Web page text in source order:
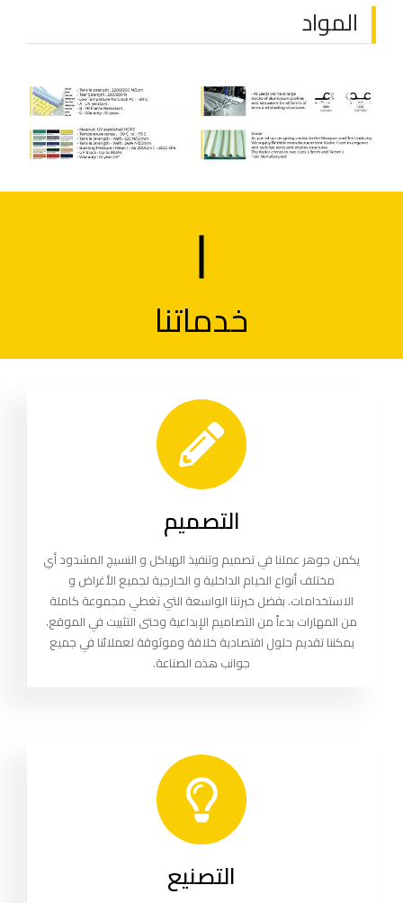
المواد
خدماتنا
التصميم
يكمن جوهر عملنا في تصميم وتنفيذ الهياكل و النسيج المشدود أي
مختلف أنواع الخيام الداخلية و الخارجية لجميع الأغراض و
الاستخدامات. بفضل خبرتنا الواسعة التي تغطي مجموعة كاملة
من المهارات بدءاً من التصاميم الإبداعية وحتى التثبيت في الموقع.
يمكننا تقديم حلول اقتصادية خلاقة وموثوقة لعملائنا في جميع
جوانب هذه الصناعة.
التصنيع